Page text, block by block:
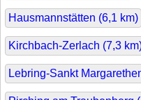
Hausmannstätten (6,1 km)
Kirchbach-Zerlach (7,3
Lebring-Sankt